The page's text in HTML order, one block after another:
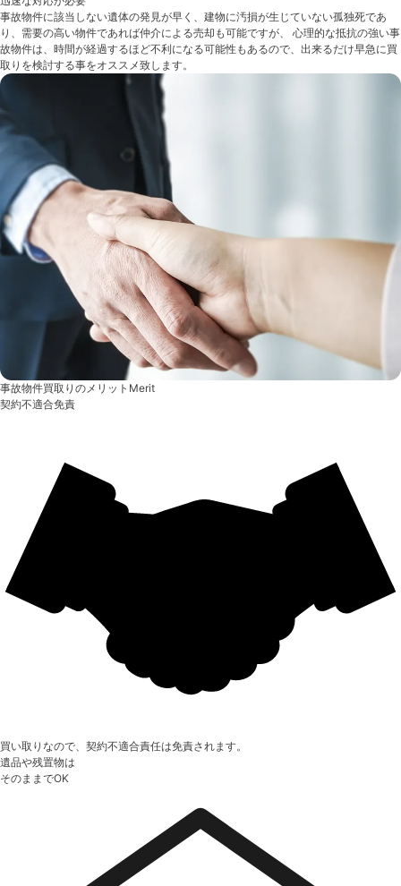
事故物件に該当しない遺体の発見が早く、建物に汚損が生じていない孤独死であ
り、需要の高い物件であれば仲介による売却も可能ですが、 心理的な抵抗の強い事
故物件は、時間が経過するほど不利になる可能性もあるので、出来るだけ早急に買
取りを検討する事をオススメ致します。
事故物件買取りのメリット Merit
契約不適合免責
買い取りなので、契約不適合責任は免責されます。
遺品や残置物は
そのままでOK